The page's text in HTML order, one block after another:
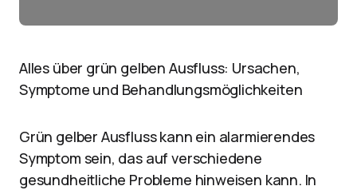
Alles über grün gelben Ausfluss: Ursachen,
Symptome und Behandlungsmöglichkeiten
Grün gelber Ausfluss kann ein alarmierendes
Symptom sein, das auf verschiedene
gesundheitliche Probleme hinweisen kann. In